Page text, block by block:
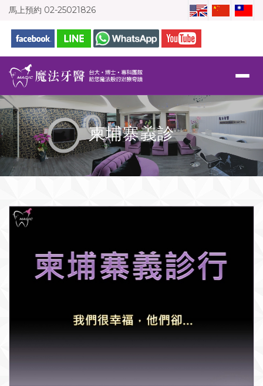
馬上預約 02-25021826
柬埔寨義診